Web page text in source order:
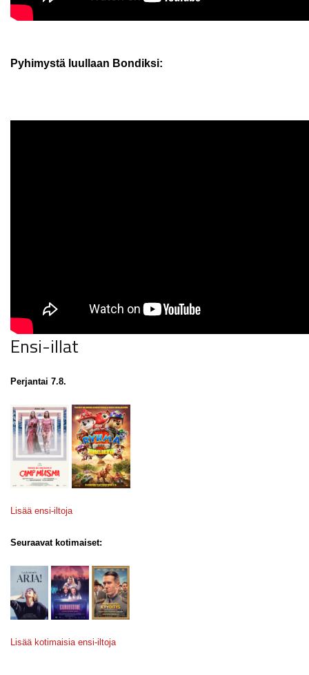
Pyhimystä luullaan Bondiksi:
Ensi-illat
Perjantai 7.8.
Lisää ensi-iltoja
Seuraavat kotimaiset:
Lisää kotimaisia ensi-iltoja